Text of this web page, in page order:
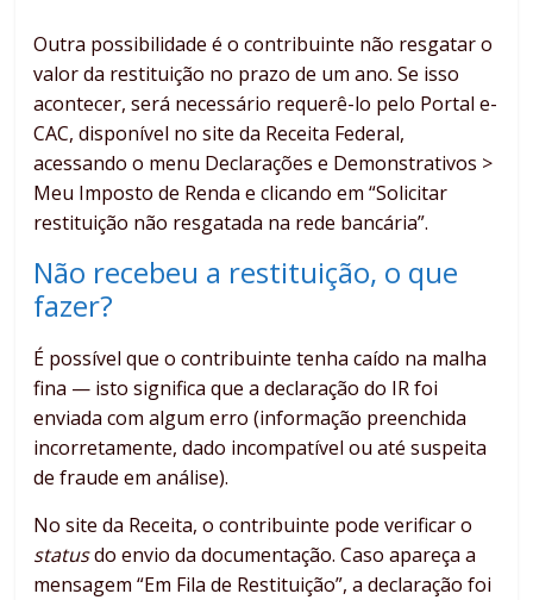
Outra possibilidade é o contribuinte não resgatar o
valor da restituição no prazo de um ano. Se isso
acontecer, será necessário requerê-lo pelo Portal e-
CAC, disponível no site da Receita Federal,
acessando o menu Declarações e Demonstrativos >
Meu Imposto de Renda e clicando em “Solicitar
restituição não resgatada na rede bancária”.
Não recebeu a restituição, o que
fazer?
É possível que o contribuinte tenha caído na malha
fina — isto significa que a declaração do IR foi
enviada com algum erro (informação preenchida
incorretamente, dado incompatível ou até suspeita
de fraude em análise).
No site da Receita, o contribuinte pode verificar o
statusdo envio da documentação. Caso apareça a
mensagem “Em Fila de Restituição”, a declaração foi